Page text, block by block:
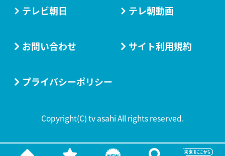
テレビ朝日 テレ朝動画
お問い合わせ サイト利用規約
プライバシーポリシー
Copyright(C) tv asahi All rights reserved.